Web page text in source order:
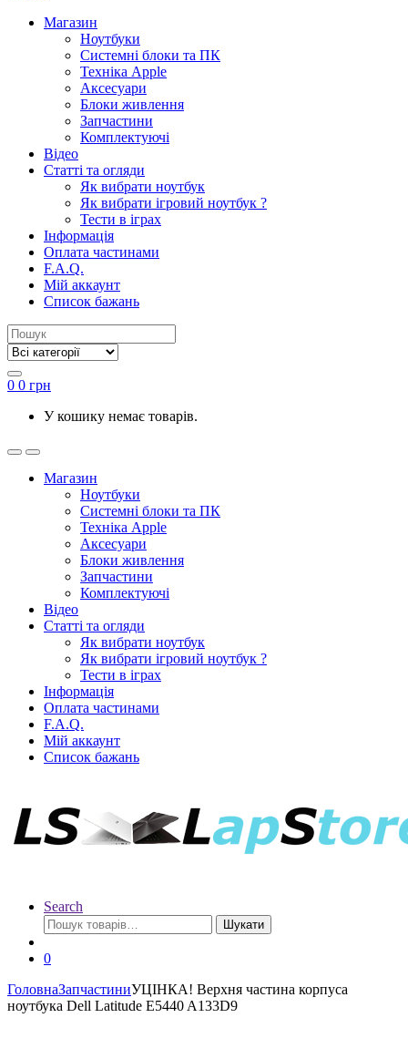
Магазин
Ноутбуки
Системні блоки та ПК
Техніка Apple
Аксесуари
Блоки живлення
Запчастини
Комплектуючі
Відео
Статті та огляди
Як вибрати ноутбук
Як вибрати ігровий ноутбук ?
Тести в іграх
Інформація
Оплата частинами
F.A.Q.
Мій аккаунт
Список бажань
0 0 грн
У кошику немає товарів.
Магазин
Ноутбуки
Системні блоки та ПК
Техніка Apple
Аксесуари
Блоки живлення
Запчастини
Комплектуючі
Відео
Статті та огляди
Як вибрати ноутбук
Як вибрати ігровий ноутбук ?
Тести в іграх
Інформація
Оплата частинами
F.A.Q.
Мій аккаунт
Список бажань
Search
Шукати
0
ГоловнаЗапчастиниУЦІНКА! Верхня частина корпуса
ноутбука Dell Latitude E5440 A133D9